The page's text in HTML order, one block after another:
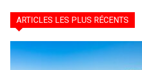
ARTICLES LES PLUS RÉCENTS